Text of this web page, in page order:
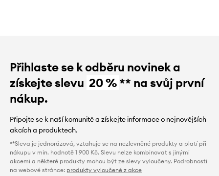
Přihlaste se k odběru novinek a
získejte slevu 20 %** na svůj první
nákup.
Připojte se k naší komunitě a získejte informace o nejnovějších
akcích a produktech.
**Sleva je jednorázová, vztahuje se na nezlevněné produkty a platí při
nákupu v min. hodnotě 1 900 Kč. Slevu nelze kombinovat s jinými
akcemi a některé produkty mohou být ze slevy vyloučeny. Podrobnosti
na webové stránce: produkty vyloučené z akce